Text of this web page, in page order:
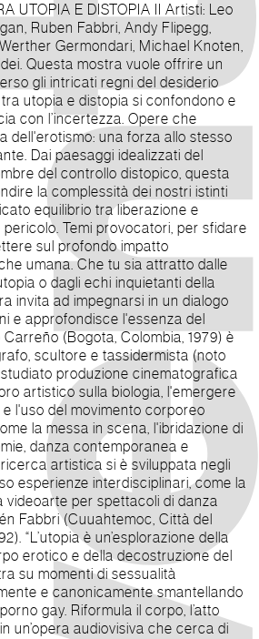
E DISTOPIA II Artisti: Leo
Ruben Fabbri, Andy Flipegg,
Germondari, Michael Knoten,
un
gli intricati regni del desiderio
utopia e distopia si confondono e
con l’incertezza. Opere che
dell'erotismo: una forza allo stesso
Dai paesaggi idealizzati del
del controllo distopico, questa
la complessità dei nostri istinti
equilibrio tra liberazione e
Temi provocatori, per sfidare
sul profondo impatto
umana. Che tu sia attratto dalle
o dagli echi inquietanti della
invita ad impegnarsi in un dialogo
e approfondisce l'essenza del
scultore e tassidermista (noto
produzione cinematografica
artistico sulla biologia, l'emergere
l'uso del movimento corporeo
la messa in scena, l'ibridazione di
danza contemporanea e
artistica si è sviluppata negli
esperienze interdisciplinari, come la
videoarte per spettacoli di danza
“L’utopia è un’esplorazione della
erotico e della decostruzione del
su momenti di sessualità
e canonicamente smantellando
gay. Riformula il corpo, l’atto
un’opera audiovisiva che cerca di